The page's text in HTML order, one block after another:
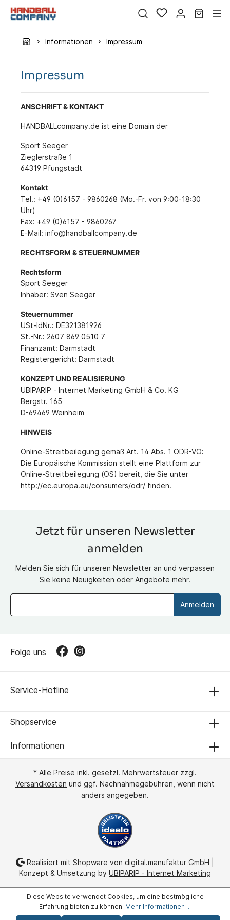
Informationen Impressum
Impressum
ANSCHRIFT & KONTAKT
HANDBALLcompany.de ist eine Domain der
Sport Seeger
Zieglerstraße 1
64319 Pfungstadt
Kontakt
Tel.: +49 (0)6157 - 9860268 (Mo.-Fr. von 9:00-18:30
Uhr)
Fax: +49 (0)6157 - 9860267
E-Mail: info@handballcompany.de
RECHTSFORM & STEUERNUMMER
Rechtsform
Sport Seeger
Inhaber: Sven Seeger
Steuernummer
USt-IdNr.: DE321381926
St.-Nr.: 2607 869 0510 7
Finanzamt: Darmstadt
Registergericht: Darmstadt
KONZEPT UND REALISIERUNG
UBIPARIP - Internet Marketing GmbH & Co. KG
Bergstr. 165
D-69469 Weinheim
HINWEIS
Online-Streitbeilegung gemäß Art. 14 Abs. 1 ODR-VO:
Die Europäische Kommission stellt eine Plattform zur
Online-Streitbeilegung (OS) bereit, die Sie unter
http://ec.europa.eu/consumers/odr/ finden.
Jetzt für unseren Newsletter
anmelden
Melden Sie sich für unseren Newsletter an und verpassen
Sie keine Neuigkeiten oder Angebote mehr.
Anmelden
Service-Hotline
Folge uns
Shopservice
Informationen
* Alle Preise inkl. gesetzl. Mehrwertsteuer zzgl.
Versandkosten und ggf. Nachnahmegebühren, wenn nicht
anders angegeben.
Realisiert mit Shopware von digital.manufaktur GmbH
Konzept & Umsetzung by UBIPARIP - Internet Marketing
Diese Website verwendet Cookies, um eine bestmögliche
Erfahrung bieten zu können. Mehr Informationen ...